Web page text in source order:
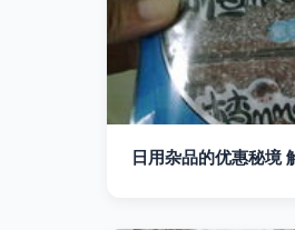
日用杂品的优惠秘境